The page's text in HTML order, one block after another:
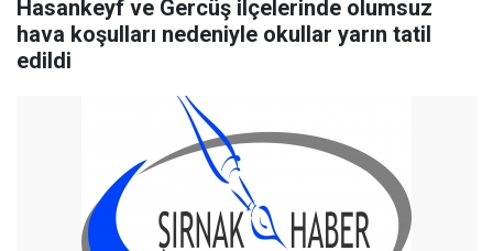
Hasankeyf ve Gercüş ilçelerinde olumsuz
hava koşulları nedeniyle okullar yarın tatil
edildi